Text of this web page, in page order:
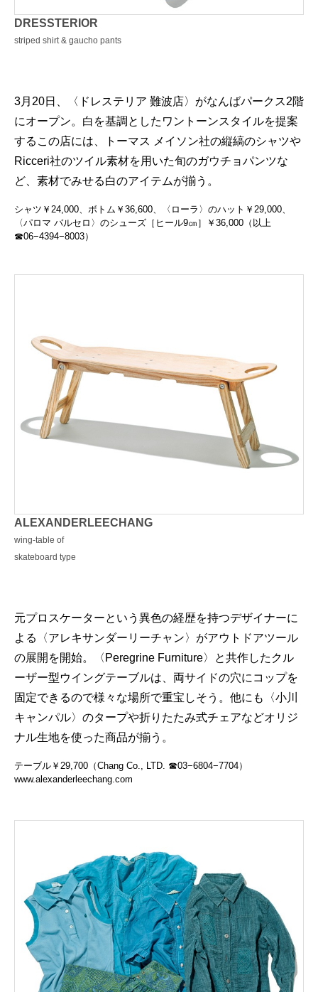
DRESSTERIOR
striped shirt & gaucho pants
3月20日、〈ドレステリア 難波店〉がなんばパークス2階
にオープン。白を基調としたワントーンスタイルを提案
するこの店には、トーマス メイソン社の縦縞のシャツや
Ricceri社のツイル素材を用いた旬のガウチョパンツな
ど、素材でみせる白のアイテムが揃う。
シャツ￥24,000、ボトム￥36,600、〈ローラ〉のハット￥29,000、
〈パロマ バルセロ〉のシューズ［ヒール9㎝］￥36,000（以上
☎06−4394−8003）
ALEXANDERLEECHANG
wing-table of
skateboard type
元プロスケーターという異色の経歴を持つデザイナーに
よる〈アレキサンダーリーチャン〉がアウトドアツール
の展開を開始。〈Peregrine Furniture〉と共作したクル
ーザー型ウイングテーブルは、両サイドの穴にコップを
固定できるので様々な場所で重宝しそう。他にも〈小川
キャンパル〉のタープや折りたたみ式チェアなどオリジ
ナル生地を使った商品が揃う。
テーブル￥29,700（Chang Co., LTD. ☎03−6804−7704）
www.alexanderleechang.com